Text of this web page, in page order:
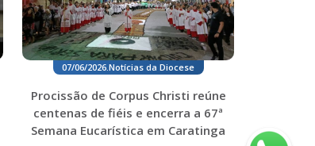
07/06/2026 Notícias da Diocese
Procissão de Corpus Christi reúne
centenas de fiéis e encerra a 67ª
Semana Eucarística em Caratinga